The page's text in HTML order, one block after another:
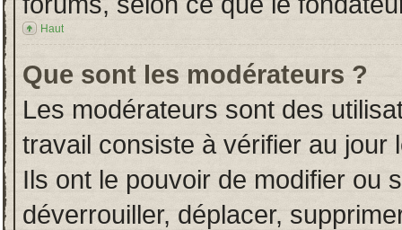
Haut
Que sont les modérateurs ?
Les modérateurs sont des
travail consiste à vérifier au jour
Ils ont le pouvoir de modifier ou
déverrouiller, déplacer,